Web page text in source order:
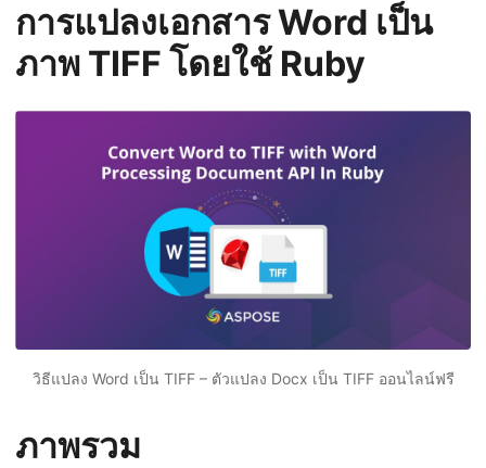
o
n
การแปลงเอกสาร Word เป็น
ภาพ TIFF โดยใช้ Ruby
วิธีแปลง Word เป็น TIFF – ตัวแปลง Docx เป็น TIFF ออนไลน์ฟรี
ภาพรวม